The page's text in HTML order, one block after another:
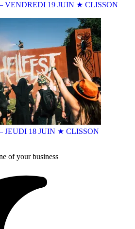
VENDREDI 19 JUIN ★ CLISSON
JEUDI 18 JUIN ★ CLISSON
of your business